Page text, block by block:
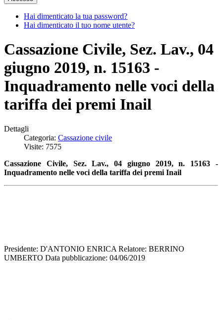
Hai dimenticato la tua password?
Hai dimenticato il tuo nome utente?
Cassazione Civile, Sez. Lav., 04
giugno 2019, n. 15163 -
Inquadramento nelle voci della
tariffa dei premi Inail
Dettagli
Categoria: Cassazione civile
Visite: 7575
Cassazione Civile, Sez. Lav., 04 giugno 2019, n. 15163 -
Inquadramento nelle voci della tariffa dei premi Inail
Presidente: D'ANTONIO ENRICA Relatore: BERRINO
UMBERTO Data pubblicazione: 04/06/2019